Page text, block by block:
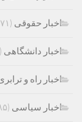
اخبار حقوقی (۶,۰۷۱)
اخبار دانشگاهی (۱,۵۱۸)
اخبار راه و
اخبار سیاسی (۶,۳۸۵)